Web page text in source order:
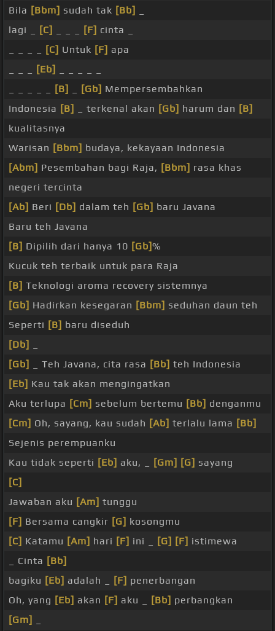
Bila [Bbm] sudah tak [Bb]
lagi _
[C] [F] cinta _
[C] Untuk [F] apa
[Eb]
[B] [Gb] Mempersembahkan
Indonesia [B] _ terkenal akan [Gb] harum dan [B]
kualitasnya
Warisan [Bbm] budaya, kekayaan Indonesia
[Abm] Pesembahan bagi Raja, [Bbm] rasa khas
negeri tercinta
[Ab] Beri [Db] dalam teh [Gb] baru Javana
Baru teh Javana
[B] Dipilih dari hanya 10 [Gb]%
Kucuk teh terbaik untuk para Raja
[B] Teknologi aroma recovery sistemnya
[Gb] Hadirkan kesegaran [Bbm] seduhan daun teh
Seperti [B] baru diseduh
[Db]
[Gb]
_ Teh Javana, cita rasa [Bb] teh Indonesia
[Eb] Kau tak akan mengingatkan
Aku terlupa [Cm] sebelum bertemu [Bb] denganmu
[Cm] Oh, sayang, kau sudah [Ab] terlalu lama [Bb]
Sejenis perempuanku
Kau tidak seperti [Eb] aku, _ [Gm] [G] sayang
[C]
Jawaban aku [Am] tunggu
[F] Bersama cangkir [G] kosongmu
[C] Katamu [Am] hari [F] ini _ [G] [F] istimewa
_ Cinta [Bb]
bagiku [Eb] adalah _ [F] penerbangan
Oh, yang [Eb] akan [F] aku _ [Bb] perbangkan
[Gm]